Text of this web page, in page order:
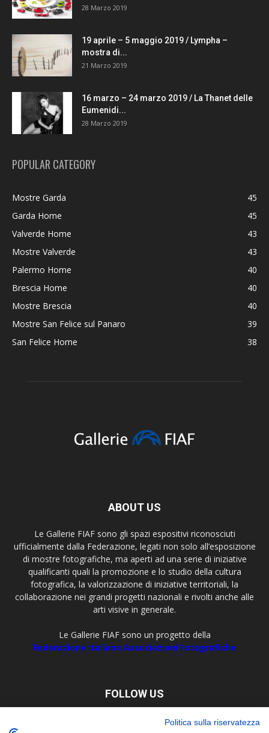
28 Marzo 2019
19 aprile – 5 maggio 2019 / Lympha –
mostra di...
21 Marzo 2019
16 marzo – 24 marzo 2019 / La Thanet delle
Eumenidi...
28 Marzo 2019
POPULAR CATEGORY
Mostre Garda
45
Garda Home
45
Valverde Home
43
Mostre Valverde
43
Palermo Home
40
Brescia Home
40
Mostre Brescia
40
Mostre San Felice sul Panaro
39
San Felice Home
38
ABOUT US
Le Gallerie FIAF sono gli spazi espositivi riconosciuti
ufficialmente dalla Federazione, legati non solo all’esposizione
di mostre fotografiche, ma aperti ad una serie di iniziative
qualificanti quali la promozione e lo studio della cultura
fotografica, la valorizzazione di iniziative territoriali, la
collaborazione nei grandi progetti nazionali e rivolti anche alle
arti visive in generale.
Le Gallerie FIAF sono un progetto della
Federazione Italiana Associazioni Fotografiche
FOLLOW US
Politica sulla riservatezza